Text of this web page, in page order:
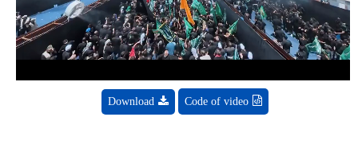
Video
Code of video
Download